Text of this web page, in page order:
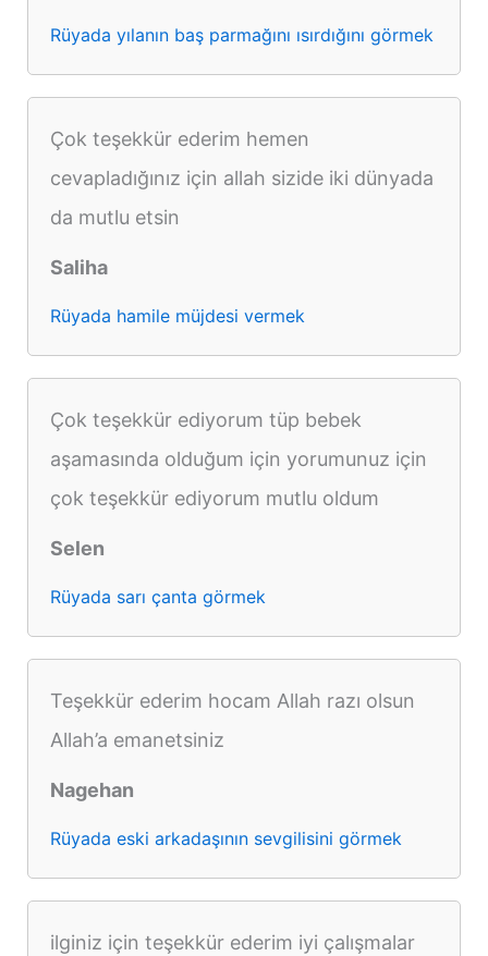
Rüyada yılanın baş parmağını ısırdığını görmek
Çok teşekkür ederim hemen
cevapladığınız için allah sizide iki dünyada
da mutlu etsin
Saliha
Rüyada hamile müjdesi vermek
Çok teşekkür ediyorum tüp bebek
aşamasında olduğum için yorumunuz için
çok teşekkür ediyorum mutlu oldum
Selen
Rüyada sarı çanta görmek
Teşekkür ederim hocam Allah razı olsun
Allah’a emanetsiniz
Nagehan
Rüyada eski arkadaşının sevgilisini görmek
ilginiz için teşekkür ederim iyi çalışmalar